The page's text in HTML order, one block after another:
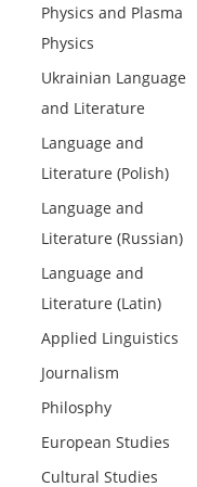
Physics and Plasma
Physics
Ukrainian Language
and Literature
Language and
Literature (Polish)
Language and
Literature (Russian)
Language and
Literature (Latin)
Applied Linguistics
Journalism
Philosphy
European Studies
Cultural Studies